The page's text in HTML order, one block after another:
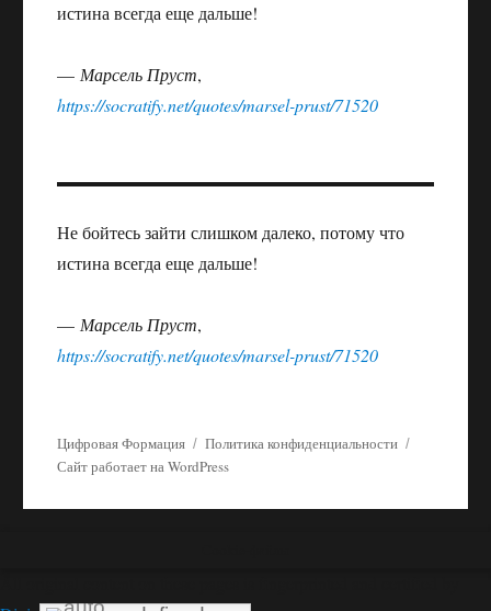
истина всегда еще дальше!
—Марсель Пруст,
https://socratify.net/quotes/marsel-prust/71520
Не бойтесь зайти слишком далеко, потому что
истина всегда еще дальше!
—Марсель Пруст,
https://socratify.net/quotes/marsel-prust/71520
Цифровая Формация
Политика конфиденциальности
Сайт работает на WordPress